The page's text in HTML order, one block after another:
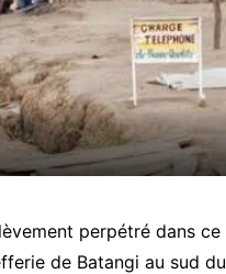
perpétré dans ce
de Batangi au sud du